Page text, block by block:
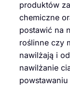
produktów
chemiczne
postawić na
roślinne czy
nawilżają i
nawilżanie